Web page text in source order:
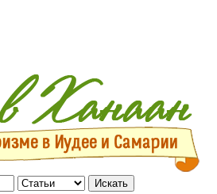
Искать